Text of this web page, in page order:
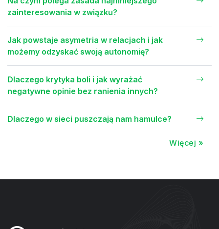
zainteresowania w związku?
Jak powstaje asymetria w relacjach i jak
możemy odzyskać swoją autonomię?
Dlaczego krytyka boli i jak wyrażać
negatywne opinie bez ranienia innych?
Dlaczego w sieci puszczają nam hamulce?
Więcej »